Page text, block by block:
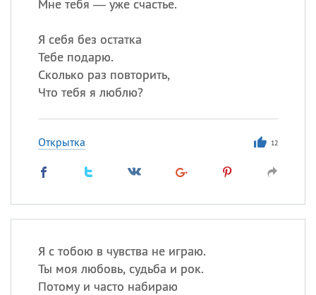
Мне тебя — уже счастье.
Я себя без остатка
Тебе подарю.
Сколько раз повторить,
Что тебя я люблю?
Открытка 12
Я с тобою в чувства не играю.
Ты моя любовь, судьба и рок.
Потому и часто набираю